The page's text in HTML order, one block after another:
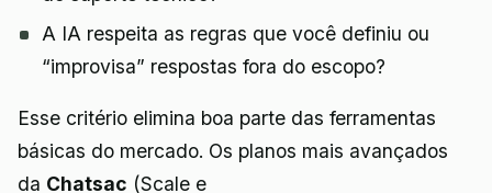
A IA respeita as regras que você definiu ou
“improvisa” respostas fora do escopo?
Esse critério elimina boa parte das ferramentas
básicas do mercado. Os planos mais avançados
da Chatsac (Scale e